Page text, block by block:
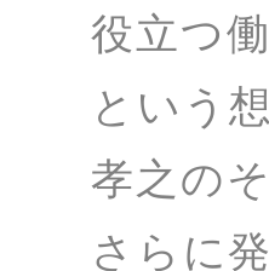
役立つ
という
孝之の
さらに